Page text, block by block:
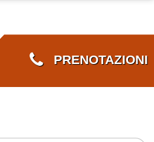
PRENOTAZIONI